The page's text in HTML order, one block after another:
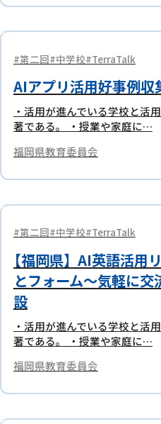
第二回 中学校 TerraTalk
AIアプリ活用好事例
・活用が進んでいる学校と活
著である。 ・授業や家庭に…
福岡県教育委員会
第二回 中学校 TerraTalk
【福岡県】AI英語活用リーダー 「ぷらっ」
とフォーム～気軽に
設
・活用が進んでいる学校と活
著である。 ・授業や家庭に…
福岡県教育委員会